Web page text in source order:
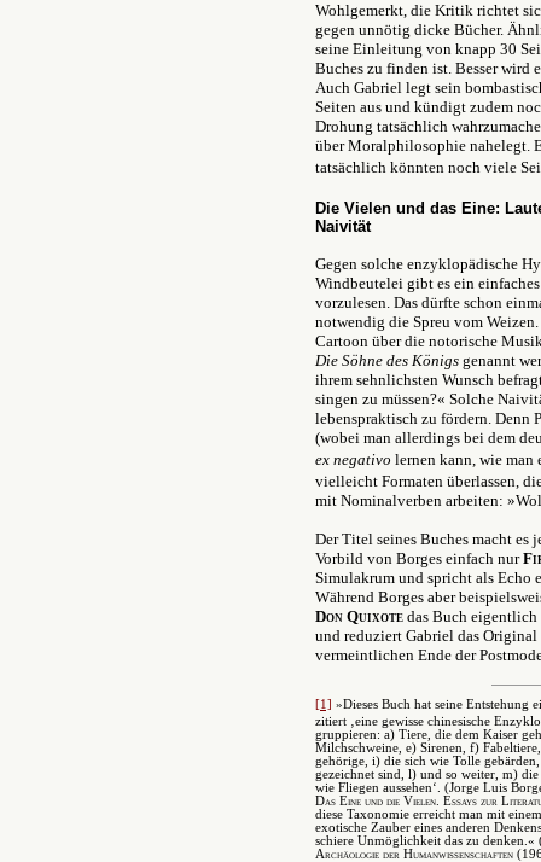
Wohlgemerkt, die Kritik richtet
gegen unnötig dicke Bücher.
seine Einleitung von knapp 30
Buches zu finden ist. Besser wird
Auch Gabriel legt sein
Seiten aus und kündigt zudem
Drohung tatsächlich
über Moralphilosophie nahelegt.
tatsächlich könnten noch viele
Die Vielen und das Eine:
Naivität
Gegen solche enzyklopädische
Windbeutelei gibt es ein
vorzulesen. Das dürfte schon
notwendig die Spreu vom
Cartoon über die notorische
Die Söhne des Königs genannt
ihrem sehnlichsten Wunsch
singen zu müssen?« Solche
lebenspraktisch zu fördern. Denn
(wobei man allerdings bei dem
ex negativo lernen kann, wie man
vielleicht Formaten überlassen,
mit Nominalverben arbeiten:
Der Titel seines Buches macht es
Vorbild von Borges einfach nur
Simulakrum und spricht als Echo
Während Borges aber
Don Quixote das Buch eigentlich
und reduziert Gabriel das
vermeintlichen Ende der
[1] »Dieses Buch hat seine
zitiert ‚eine gewisse chinesische
gruppieren: a) Tiere, die dem Kaiser
Milchschweine, e) Sirenen, f)
gehörige, i) die sich wie Tolle
gezeichnet sind, l) und so weiter, m)
wie Fliegen aussehen‘. (Jorge Luis
Das Eine und die Vielen. Essays zur
diese Taxonomie erreicht man mit
exotische Zauber eines anderen
schiere Unmöglichkeit das zu
Archäologie der Humanwissenschaften